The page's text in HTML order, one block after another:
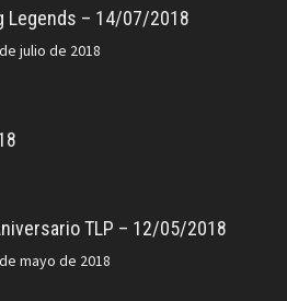
Legends – 14/07/2018
julio de 2018
TLP – 12/05/2018
mayo de 2018